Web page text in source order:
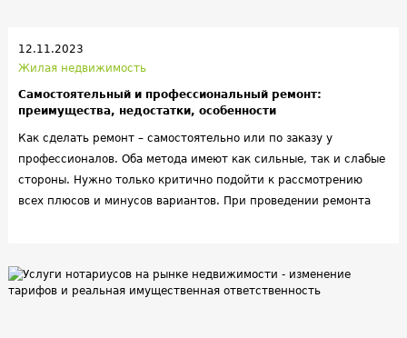
12.11.2023
Жилая недвижимость
Самостоятельный и профессиональный ремонт:
преимущества, недостатки, особенности
Как сделать ремонт – самостоятельно или по заказу у
профессионалов. Оба метода имеют как сильные, так и слабые
стороны. Нужно только критично подойти к рассмотрению
всех плюсов и минусов вариантов. При проведении ремонта
минусы, которые стоит взвесить до начала отделочных работ.